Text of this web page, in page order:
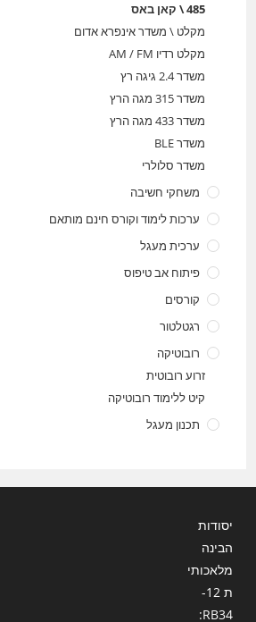
485 \ קאן באס
מקלט \ משדר אינפרא אדום
מקלט רדיו AM / FM
משדר 2.4 גיגה רץ
משדר 315 מגה הרץ
משדר 433 מגה הרץ
משדר BLE
משדר סלולרי
משחקי חשיבה
ערכות לימוד וקורס חינם מותאם
ערכית מעגל
פיתוח אב טיפוס
קורסים
רגטלטור
רובוטיקה
זרוע רובוטית
קיט ללימוד רובוטיקה
תכנון מעגל
יסודות
הבינה
מלאכותי
ת 12-
RB34: